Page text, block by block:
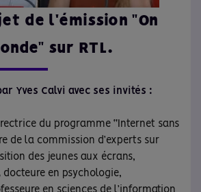
de l'émission "On
sur RTL.
Yves Calvi avec ses invités :
du programme “Internet sans
de la commission d’experts sur
des jeunes aux écrans,
docteure en psychologie,
en sciences de l’information